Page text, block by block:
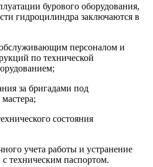
бурового оборудования,
гидроцилиндра заключаются в
персоналом и
по технической
за бригадами под
состояния
учета работы и устранение
с техническим паспортом.